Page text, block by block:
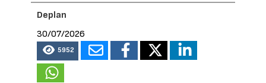
Deplan
30/07/2026
5952